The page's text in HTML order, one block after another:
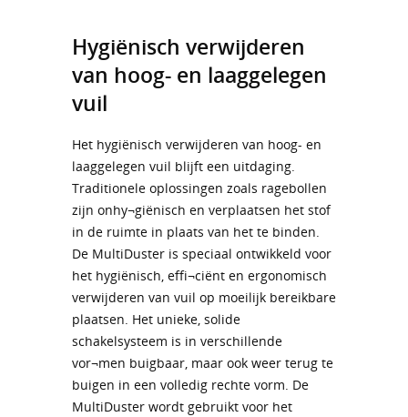
Hygiënisch verwijderen
van hoog- en laaggelegen
vuil
Het hygiënisch verwijderen van hoog- en
laaggelegen vuil blijft een uitdaging.
Traditionele oplossingen zoals ragebollen
zijn onhy¬giënisch en verplaatsen het stof
in de ruimte in plaats van het te binden.
De MultiDuster is speciaal ontwikkeld voor
het hygiënisch, effi¬ciënt en ergonomisch
verwijderen van vuil op moeilijk bereikbare
plaatsen. Het unieke, solide
schakelsysteem is in verschillende
vor¬men buigbaar, maar ook weer terug te
buigen in een volledig rechte vorm. De
MultiDuster wordt gebruikt voor het